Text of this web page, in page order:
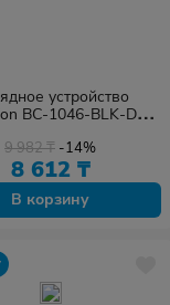
устройство
BC-1046-BLK-DB
9 982₸ -14%
8 612 ₸
В корзину